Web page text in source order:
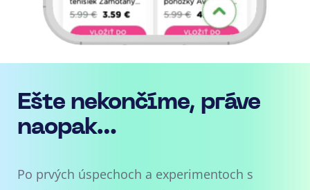
Ešte nekončíme, práve
naopak…
Po prvých úspechoch a experimentoch s